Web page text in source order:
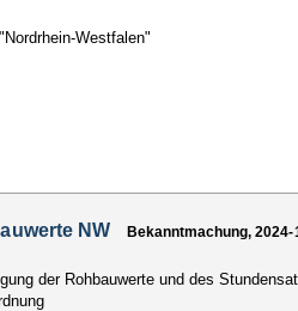
Westfalen"
NW Bekanntmachung, 2024-
der Rohbauwerte und des